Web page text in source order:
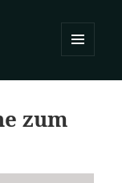
zum